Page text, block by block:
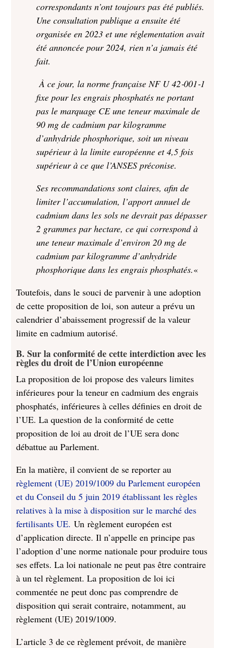
correspondants n’ont toujours pas été publiés.
Une consultation publique a ensuite été
organisée en 2023 et une réglementation avait
été annoncée pour 2024, rien n’a jamais été
fait.
À ce jour, la norme française NF U 42‑001‑1
fixe pour les engrais phosphatés ne portant
pas le marquage CE une teneur maximale de
90 mg de cadmium par kilogramme
d’anhydride phosphorique, soit un niveau
supérieur à la limite européenne et 4,5 fois
supérieur à ce que l’ANSES préconise.
Ses recommandations sont claires, afin de
limiter l’accumulation, l’apport annuel de
cadmium dans les sols ne devrait pas dépasser
2 grammes par hectare, ce qui correspond à
une teneur maximale d’environ 20 mg de
cadmium par kilogramme d’anhydride
phosphorique dans les engrais phosphatés.«
Toutefois, dans le souci de parvenir à une adoption
de cette proposition de loi, son auteur a prévu un
calendrier d’abaissement progressif de la valeur
limite en cadmium autorisé.
B. Sur la conformité de cette interdiction avec les
règles du droit de l’Union européenne
La proposition de loi propose des valeurs limites
inférieures pour la teneur en cadmium des engrais
phosphatés, inférieures à celles définies en droit de
l’UE. La question de la conformité de cette
proposition de loi au droit de l’UE sera donc
débattue au Parlement.
En la matière, il convient de se reporter au
règlement (UE) 2019/1009 du Parlement européen
et du Conseil du 5 juin 2019 établissant les règles
relatives à la mise à disposition sur le marché des
fertilisants UE.Un règlement européen est
d’application directe. Il n’appelle en principe pas
l’adoption d’une norme nationale pour produire tous
ses effets. La loi nationale ne peut pas être contraire
à un tel règlement. La proposition de loi ici
commentée ne peut donc pas comprendre de
disposition qui serait contraire, notamment, au
règlement (UE) 2019/1009.
L’article 3 de ce règlement prévoit, de manière